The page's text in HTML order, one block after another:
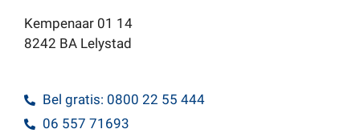
Kempenaar 01 14
8242 BA Lelystad
Bel gratis: 0800 22 55 444
06 557 71693